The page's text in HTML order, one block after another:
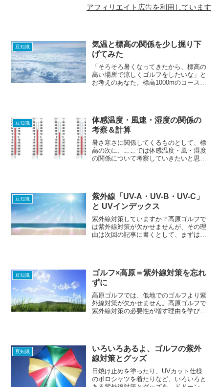
アフィリエイト広告を利用しています
豆知識
気温と標高の関係を少し掘り下
げてみた
「そろそろ暑くなってきたから、標高の
高い場所で涼しくゴルフをしたいな」と
お考えのあなた。標高1000mのコースで
豆知識
体感温度・風速・湿度の関係の
考察＆計算
暑さ寒さに関係してくるものとして、標
高の次に、ここでは体感温度・風・湿度
の関係について考察していきたいと思い
豆知識
紫外線「UV-A・UV-B・UV-C」
と UVインデックス
紫外線対策していますか？高原ゴルフで
は紫外線対策が欠かせませんが、その理
由は次回の記事に書くとして、まずは紫
豆知識
ゴルフ×高原＝紫外線対策を忘れ
ずに
高原ゴルフでは、低地でのゴルフより紫
外線対策が欠かせません。高原ゴルフで
紫外線対策の必要性が増す理由を学びま
豆知識
いろいろあるよ、ゴルフの紫外
線対策とグッズ
日焼け止めを塗ったり、UVカット仕様
のポロシャツを着たりなど、いろいろと